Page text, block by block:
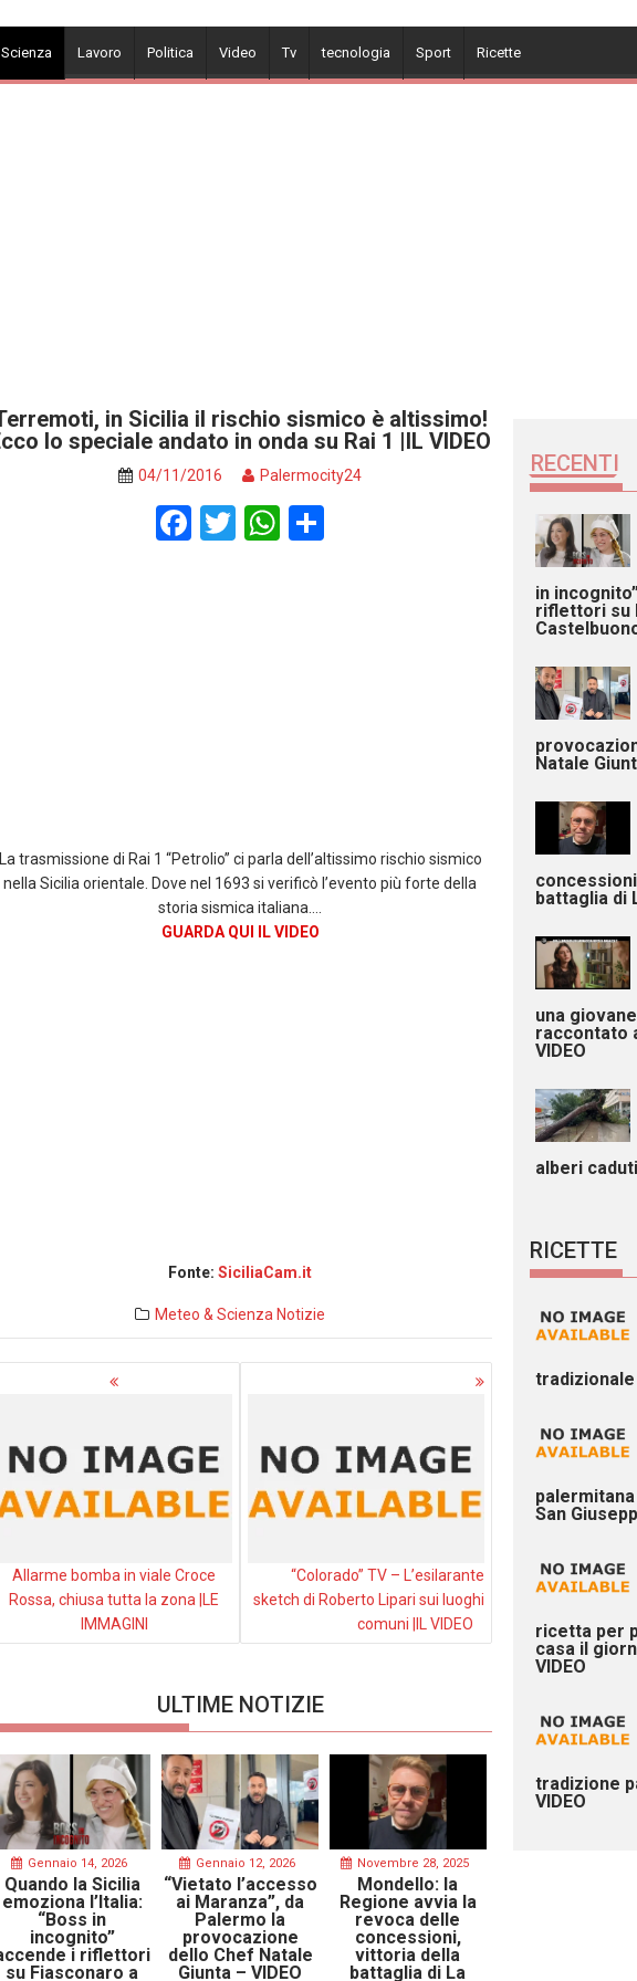
Lavoro Politica Video Tv tecnologia Sport Ricette
in Sicilia il rischio sismico è altissimo!
lo speciale andato in onda su Rai 1 |IL VIDEO
04/11/2016 Palermocity24
F
T W
trasmissione di Rai 1 “Petrolio” ci parla dell’altissimo rischio sismico
nella Sicilia orientale. Dove nel 1693 si verificò l’evento più forte della
storia sismica italiana….
GUARDA QUI IL VIDEO
Fonte:SiciliaCam.it
Meteo & Scienza Notizie
Allarme bomba in viale Croce
Rossa, chiusa tutta la zona |LE
IMMAGINI
“Colorado” TV – L’esilarante
sketch di Roberto Lipari sui luoghi
comuni |IL VIDEO
ULTIME NOTIZIE
Gennaio 14, 2026
Quando la Sicilia
emoziona l’Italia:
“Boss in
incognito”
i riflettori
su Fiasconaro a
Gennaio 12, 2026
“Vietato l’accesso
ai Maranza”, da
Palermo la
provocazione
dello Chef Natale
Giunta – VIDEO
Novembre 28, 2025
Mondello: la
Regione avvia la
revoca delle
concessioni,
vittoria della
battaglia di La
RECENTI
in
riflettori su
Natale
battaglia di
una
raccontato
VIDEO
alberi
RICETTE
tradizionale
San
ricetta per
casa il
VIDEO
tradizione
VIDEO